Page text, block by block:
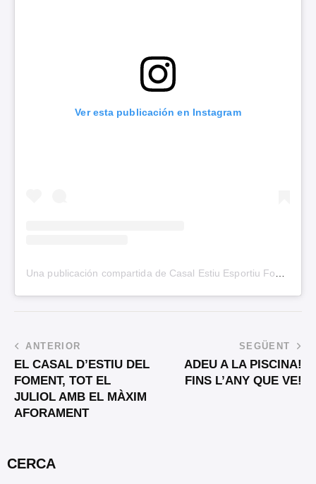
Ver esta publicación en Instagram
ANTERIOR
EL CASAL D’ESTIU DEL
FOMENT, TOT EL
JULIOL AMB EL MÀXIM
AFORAMENT
SEGÜENT
ADEU A LA PISCINA!
FINS L’ANY QUE VE!
CERCA